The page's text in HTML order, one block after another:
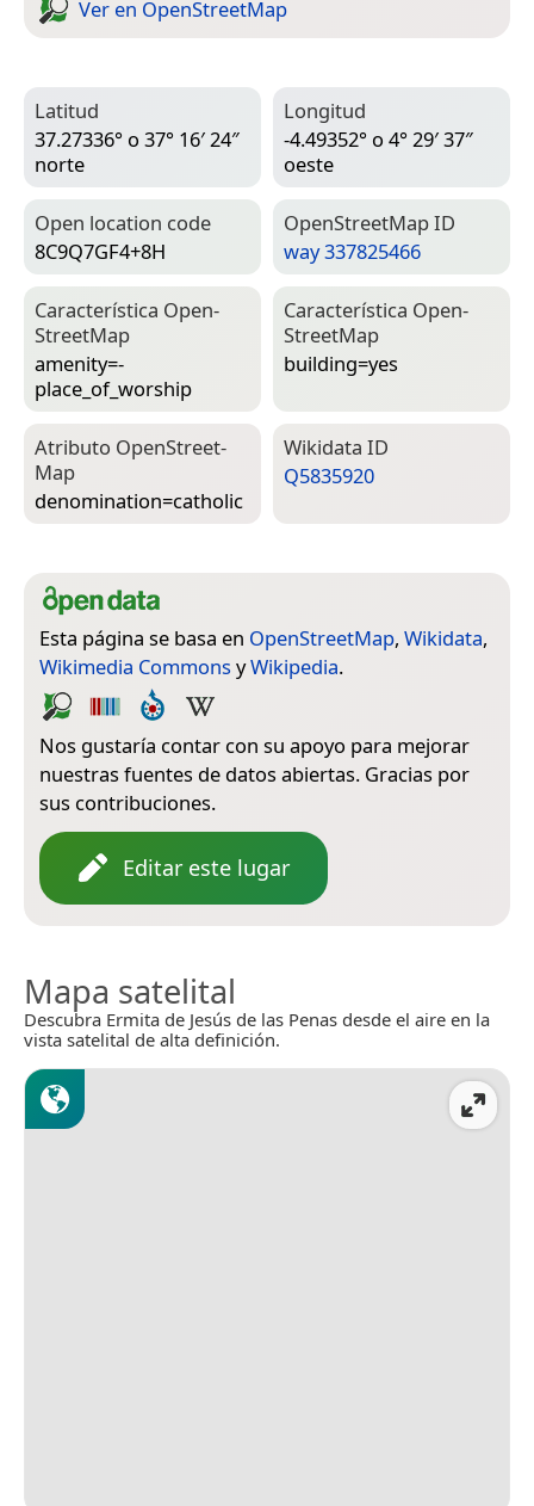
Ver en Open­Street­Map
Latitud
37.27336° o 37° 16′ 24″
norte
Longitud
-4.49352° o 4° 29′ 37″
oeste
Open location code
8C9Q7GF4+8H
Open­Street­Map ID
way 337825466
Característica Open­
Street­Map
amenity=­
place_of_worship
Característica Open­
Street­Map
building=­yes
Atributo Open­Street­
Map
denomination=­catholic
Wiki­data ID
Q5835920
Esta página se basa en OpenStreetMap, Wikidata,
Wikimedia Commons yWikipedia.
Nos gustaría contar con su apoyo para mejorar
nuestras fuentes de datos abiertas. Gracias por
sus contribuciones.
Editar este lugar
Mapa satelital
Descubra Ermita de Jesús de las Penas desde el aire en la
vista satelital de alta definición.